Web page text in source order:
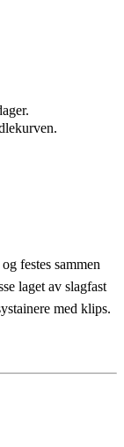
festes sammen
laget av slagfast
med klips.